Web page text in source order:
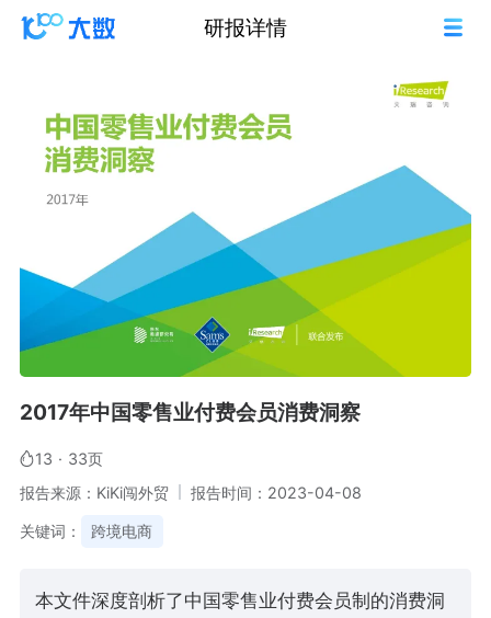
研报详情
2017年中国零售业付费会员消费洞察
13 · 33页
报告来源：KiKi闯外贸
报告时间：2023-04-08
关键词： 跨境电商
本文件深度剖析了中国零售业付费会员制的消费洞